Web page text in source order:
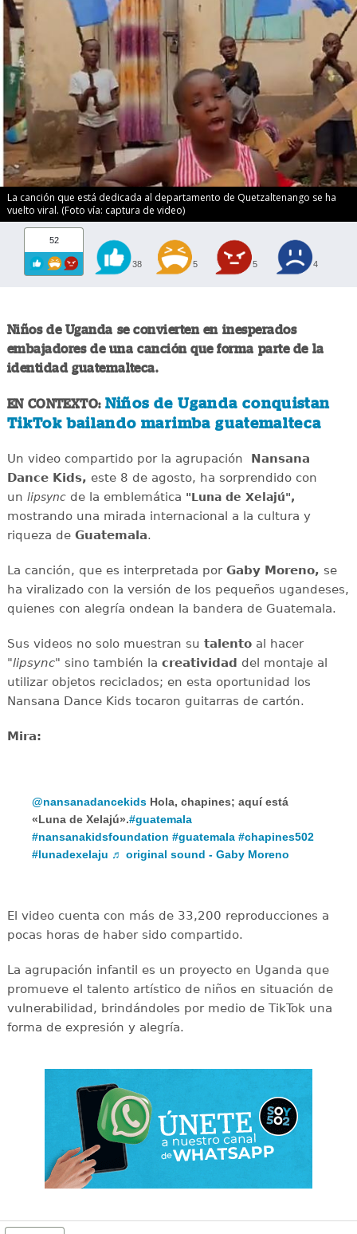
La canción que está dedicada al departamento de Quetzaltenango se ha
vuelto viral. (Foto vía: captura de video)
52
38 5 5 4
Niños de Uganda se convierten en inesperados
embajadores de una canción que forma parte de la
identidad guatemalteca.
EN CONTEXTO: Niños de Uganda conquistan
TikTok bailando marimba guatemalteca
Un video compartido por la agrupación Nansana
Dance Kids, este 8 de agosto, ha sorprendido con
un lipsyncde la emblemática "Luna de Xelajú",
mostrando una mirada internacional a la cultura y
riqueza de Guatemala.
La canción, que es interpretada por Gaby Moreno, se
ha viralizado con la versión de los pequeños ugandeses,
quienes con alegría ondean la bandera de Guatemala.
Sus videos no solo muestran su talentoal hacer
"lipsync" sino también la creatividad del montaje al
utilizar objetos reciclados; en esta oportunidad los
Nansana Dance Kids tocaron guitarras de cartón.
Mira:
@nansanadancekids Hola, chapines; aquí está
«Luna de Xelajú».#guatemala
#nansanakidsfoundation #guatemala #chapines502
#lunadexelaju ♬ original sound - Gaby Moreno
El video cuenta con más de 33,200 reproducciones a
pocas horas de haber sido compartido.
La agrupación infantil es un proyecto en Uganda que
promueve el talento artístico de niños en situación de
vulnerabilidad, brindándoles por medio de TikTok una
forma de expresión y alegría.